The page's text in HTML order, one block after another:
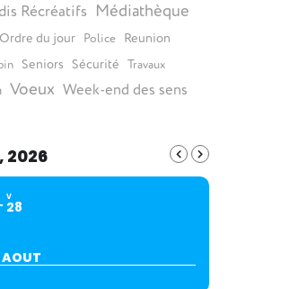
Récréatifs Médiathèque
Ordre du jour Police Reunion
Seniors Sécurité Travaux
Voeux Week-end des sens
2026
V
28